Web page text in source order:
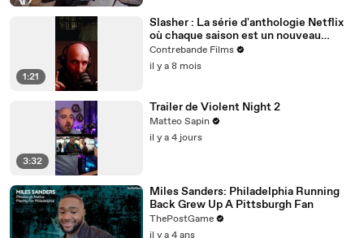
1:21
Slasher : La série d'anthologie Netflix
où chaque saison est un nouveau
massacre intelligent et jouissif
Contrebande Films
il y a 8 mois
3:32
Trailer de Violent Night 2
Matteo Sapin
il y a 4 jours
Miles Sanders: Philadelphia Running
Back Grew Up A Pittsburgh Fan
ThePostGame